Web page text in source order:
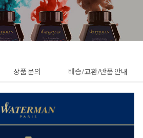
상품 문의 배송/교환/반품 안내